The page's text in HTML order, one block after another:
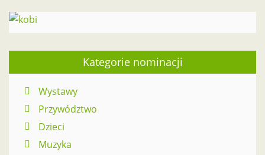
Kategorie nominacji
Wystawy
Przywództwo
Dzieci
Muzyka